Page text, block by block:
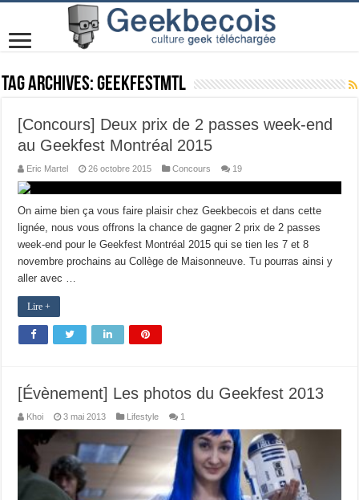
Tag Archives:Geekfestmtl
[Concours] Deux prix de 2 passes week-end
au Geekfest Montréal 2015
Eric Martel 26 octobre 2015 Concours 19
On aime bien ça vous faire plaisir chez Geekbecois et dans cette
lignée, nous vous offrons la chance de gagner 2 prix de 2 passes
week-end pour le Geekfest Montréal 2015 qui se tien les 7 et 8
novembre prochains au Collège de Maisonneuve. Tu pourras ainsi y
aller avec …
Lire +
[Évènement] Les photos du Geekfest 2013
Khoi 3 mai 2013 Lifestyle 1